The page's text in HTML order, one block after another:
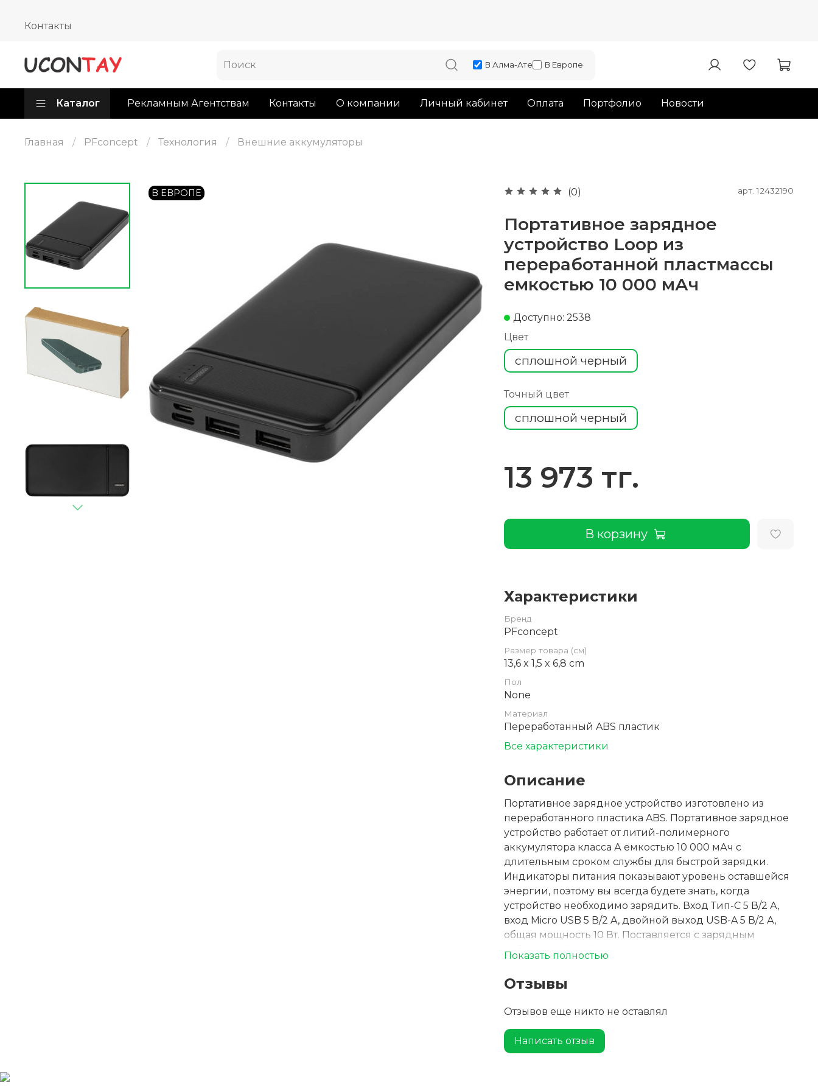
Контакты
В Алма-Ате В Европе
Каталог Рекламным Агентствам Контакты О компании Личный кабинет Оплата Портфолио Новости
Главная PFconcept Технология Внешние аккумуляторы
В ЕВРОПЕ (0) арт.12432190
Портативное зарядное
устройство Loop из
переработанной пластмассы
емкостью 10 000 мАч
Доступно: 2538
Цвет
сплошной черный
Точный цвет
сплошной черный
13 973 тг.
В корзину
Характеристики
Бренд
PFconcept
Размер товара (см)
13,6 x 1,5 x 6,8 cm
Пол
None
Материал
Переработанный ABS пластик
Все характеристики
Описание
Портативное зарядное устройство изготовлено из
переработанного пластика ABS. Портативное зарядное
устройство работает от литий-полимерного
аккумулятора класса А емкостью 10 000 мАч с
длительным сроком службы для быстрой зарядки.
Индикаторы питания показывают уровень оставшейся
энергии, поэтому вы всегда будете знать, когда
устройство необходимо зарядить. Вход Тип-C 5 В/2 А,
вход Micro USB 5 В/2 A, двойной выход USB-A 5 В/2 А,
общая мощность 10 Вт. Поставляется с зарядным
кабелем USB-A - Type-C 2 А из термополиэтилена
подарочной коробкой из крафт-бумаги.
Показать полностью
Отзывы
Отзывов еще никто не оставлял
Написать отзыв